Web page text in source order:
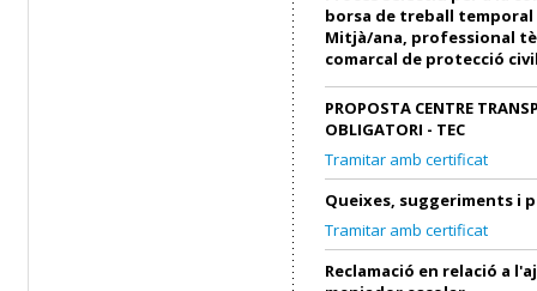
borsa de treball temporal
Mitjà/ana, professional
comarcal de protecció
PROPOSTA CENTRE
OBLIGATORI - TEC
Tramitar amb certificat
Queixes, suggeriments i
Tramitar amb certificat
Reclamació en relació a